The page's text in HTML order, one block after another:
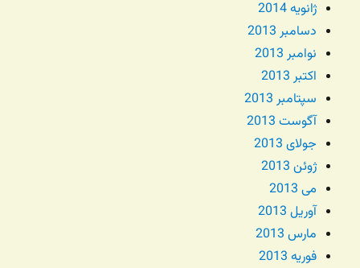
ژانویه 2014
دسامبر 2013
نوامبر 2013
اکتبر 2013
سپتامبر 2013
آگوست 2013
جولای 2013
ژوئن 2013
می 2013
آوریل 2013
مارس 2013
فوریه 2013